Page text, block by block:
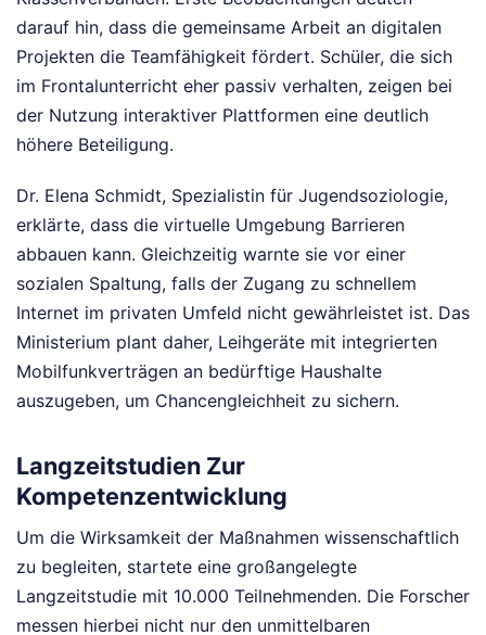
darauf hin, dass die gemeinsame Arbeit an digitalen
Projekten die Teamfähigkeit fördert. Schüler, die sich
im Frontalunterricht eher passiv verhalten, zeigen bei
der Nutzung interaktiver Plattformen eine deutlich
höhere Beteiligung.
Dr. Elena Schmidt, Spezialistin für Jugendsoziologie,
erklärte, dass die virtuelle Umgebung Barrieren
abbauen kann. Gleichzeitig warnte sie vor einer
sozialen Spaltung, falls der Zugang zu schnellem
Internet im privaten Umfeld nicht gewährleistet ist. Das
Ministerium plant daher, Leihgeräte mit integrierten
Mobilfunkverträgen an bedürftige Haushalte
auszugeben, um Chancengleichheit zu sichern.
Langzeitstudien Zur
Kompetenzentwicklung
Um die Wirksamkeit der Maßnahmen wissenschaftlich
zu begleiten, startete eine großangelegte
Langzeitstudie mit 10.000 Teilnehmenden. Die Forscher
messen hierbei nicht nur den unmittelbaren